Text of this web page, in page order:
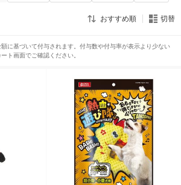
おすすめ順 切替
に基づいて付与されます。付与数や付与率が表示より少ない
ト画面でご確認ください。